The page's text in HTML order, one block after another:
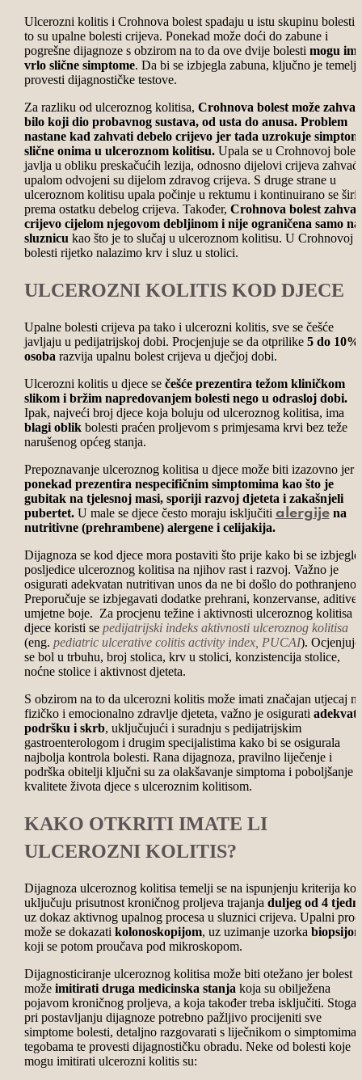
Ulcerozni kolitis i Crohnova bolest spadaju u istu skupinu bolesti,
to su upalne bolesti crijeva. Ponekad može doći do zabune i
pogrešne dijagnoze s obzirom na to da ove dvije bolesti mogu
vrlo slične simptome. Da bi se izbjegla zabuna, ključno je
provesti dijagnostičke testove.
Za razliku od ulceroznog kolitisa, Crohnova bolest može
bilo koji dio probavnog sustava, od usta do anusa. Problem
nastane kad zahvati debelo crijevo jer tada uzrokuje
slične onima u ulceroznom kolitisu.Upala se u Crohnovoj
javlja u obliku preskačućih lezija, odnosno dijelovi crijeva
upalom odvojeni su dijelom zdravog crijeva. S druge strane u
ulceroznom kolitisu upala počinje u rektumu i kontinuirano se širi
prema ostatku debelog crijeva. Također, Crohnova bolest
crijevo cijelom njegovom debljinom i nije ograničena samo na
sluznicu kao što je to slučaj u ulceroznom kolitisu. U Crohnovoj
bolesti rijetko nalazimo krv i sluz u stolici.
ULCEROZNI KOLITIS KOD DJECE
Upalne bolesti crijeva pa tako i ulcerozni kolitis, sve se češće
javljaju u pedijatrijskoj dobi. Procjenjuje se da otprilike 5 do 10%
osoba razvija upalnu bolest crijeva u dječjoj dobi.
Ulcerozni kolitis u djece se češće prezentira težom kliničkom
slikom i bržim napredovanjem bolesti nego u odrasloj dobi.
Ipak, najveći broj djece koja boluju od ulceroznog kolitisa, ima
blagi oblikbolesti praćen proljevom s primjesama krvi bez teže
narušenog općeg stanja.
Prepoznavanje ulceroznog kolitisa u djece može biti izazovno jer
ponekad prezentira nespecifičnim simptomima kao što je
gubitak na tjelesnoj masi, sporiji razvoj djeteta i zakašnjeli
pubertet.U male se djece često moraju isključiti alergijena
nutritivne (prehrambene) alergene i celijakija.
Dijagnoza se kod djece mora postaviti što prije kako bi se izbjegle
posljedice ulceroznog kolitisa na njihov rast i razvoj. Važno je
osigurati adekvatan nutritivan unos da ne bi došlo do
Preporučuje se izbjegavati dodatke prehrani, konzervanse, aditive
umjetne boje. Za procjenu težine i aktivnosti ulceroznog kolitisa u
djece koristi se pedijatrijski indeks aktivnosti ulceroznog kolitisa
(eng. pediatric ulcerative colitis activity index, PUCAI). Ocjenjuje
se bol u trbuhu, broj stolica, krv u stolici, konzistencija stolice,
noćne stolice i aktivnost djeteta.
S obzirom na to da ulcerozni kolitis može imati značajan utjecaj na
fizičko i emocionalno zdravlje djeteta, važno je osigurati
podršku i skrb, uključujući i suradnju s pedijatrijskim
gastroenterologom i drugim specijalistima kako bi se osigurala
najbolja kontrola bolesti. Rana dijagnoza, pravilno liječenje i
podrška obitelji ključni su za olakšavanje simptoma i poboljšanje
kvalitete života djece s ulceroznim kolitisom.
KAKO OTKRITI IMATE LI
ULCEROZNI KOLITIS?
Dijagnoza ulceroznog kolitisa temelji se na ispunjenju kriterija koji
uključuju prisutnost kroničnog proljeva trajanja duljeg od 4
uz dokaz aktivnog upalnog procesa u sluznici crijeva. Upalni
može se dokazati kolonoskopijom, uz uzimanje uzorka
koji se potom proučava pod mikroskopom.
Dijagnosticiranje ulceroznog kolitisa može biti otežano jer bolest
može imitirati druga medicinska stanja koja su obilježena
pojavom kroničnog proljeva, a koja također treba isključiti. Stoga
pri postavljanju dijagnoze potrebno pažljivo procijeniti sve
simptome bolesti, detaljno razgovarati s liječnikom o simptomima i
tegobama te provesti dijagnostičku obradu. Neke od bolesti koje
mogu imitirati ulcerozni kolitis su: